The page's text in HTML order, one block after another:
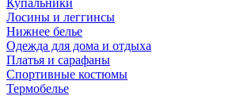
Купальники
Лосины и леггинсы
Нижнее белье
Одежда для дома и отдыха
Платья и сарафаны
Спортивные костюмы
Термобелье